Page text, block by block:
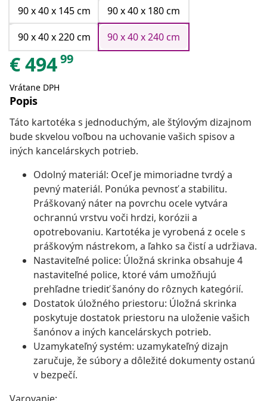
90 x 40 x 145 cm
90 x 40 x 180 cm
90 x 40 x 220 cm
90 x 40 x 240 cm
€49499
Vrátane DPH
Popis
Táto kartotéka s jednoduchým, ale štýlovým dizajnom
bude skvelou voľbou na uchovanie vašich spisov a
iných kancelárskych potrieb.
Odolný materiál: Oceľ je mimoriadne tvrdý a
pevný materiál. Ponúka pevnosť a stabilitu.
Práškovaný náter na povrchu ocele vytvára
ochrannú vrstvu voči hrdzi, korózii a
opotrebovaniu. Kartotéka je vyrobená z ocele s
práškovým nástrekom, a ľahko sa čistí a udržiava.
Nastaviteľné police: Úložná skrinka obsahuje 4
nastaviteľné police, ktoré vám umožňujú
prehľadne triediť šanóny do rôznych kategórií.
Dostatok úložného priestoru: Úložná skrinka
poskytuje dostatok priestoru na uloženie vašich
šanónov a iných kancelárskych potrieb.
Uzamykateľný systém: uzamykateľný dizajn
zaručuje, že súbory a dôležité dokumenty ostanú
v bezpečí.